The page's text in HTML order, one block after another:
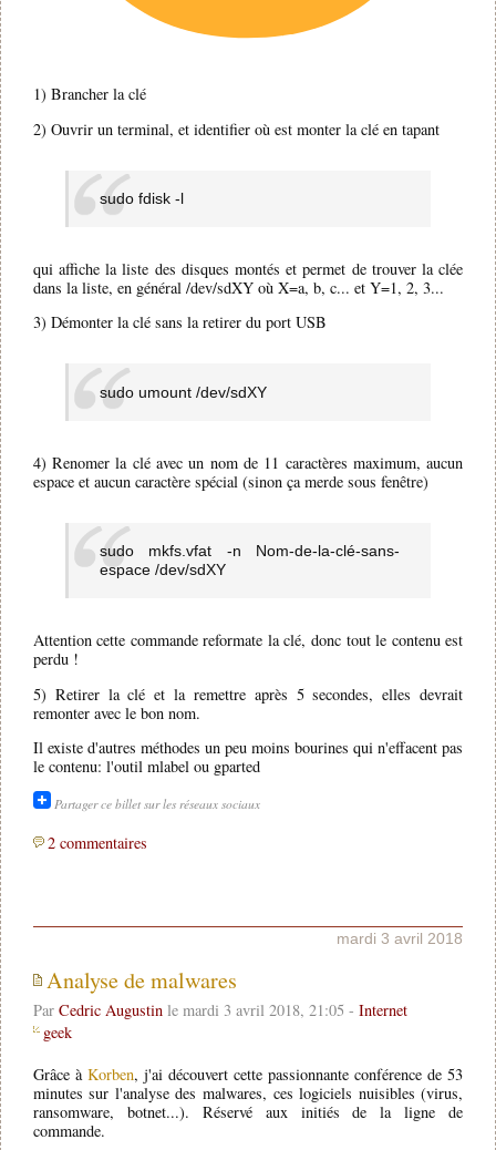
1) Brancher la clé
2) Ouvrir un terminal, et identifier où est monter la clé en tapant
sudo fdisk -l
qui affiche la liste des disques montés et permet de trouver la clée
dans la liste, en général /dev/sdXY où X=a, b, c... et Y=1, 2, 3...
3) Démonter la clé sans la retirer du port USB
sudo umount /dev/sdXY
4) Renomer la clé avec un nom de 11 caractères maximum, aucun
espace et aucun caractère spécial (sinon ça merde sous fenêtre)
sudo mkfs.vfat -n Nom-de-la-clé-sans-
espace /dev/sdXY
Attention cette commande reformate la clé, donc tout le contenu est
perdu !
5) Retirer la clé et la remettre après 5 secondes, elles devrait
remonter avec le bon nom.
Il existe d'autres méthodes un peu moins bourines qui n'effacent pas
le contenu: l'outil mlabel ou gparted
Partager ce billet sur les réseaux sociaux
2 commentaires
mardi 3 avril 2018
Analyse de malwares
Par Cedric Augustinle mardi 3 avril 2018, 21:05 - Internet
geek
Grâce à Korben, j'ai découvert cette passionnante conférence de 53
minutes sur l'analyse des malwares, ces logiciels nuisibles (virus,
ransomware, botnet...). Réservé aux initiés de la ligne de
commande.